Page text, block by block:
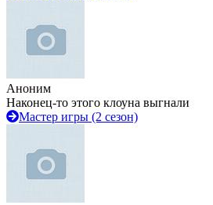
Аноним
Наконец-то этого клоуна выгнали
Мастер игры (2 сезон)